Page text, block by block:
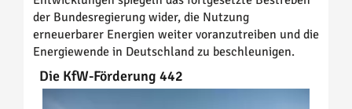
der Bundesregierung wider, die Nutzung
erneuerbarer Energien weiter voranzutreiben und die
Energiewende in Deutschland zu beschleunigen.
Die KfW-Förderung 442